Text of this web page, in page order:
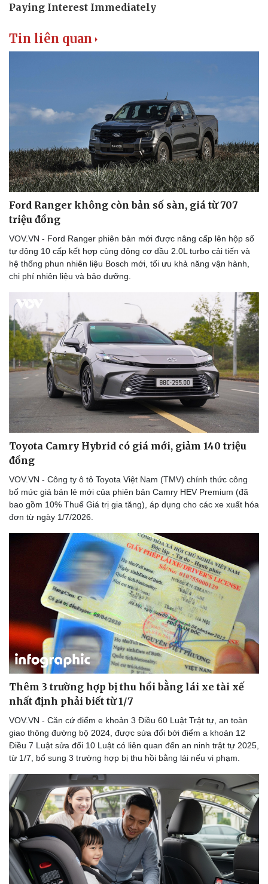
Vì cộng đồng
Trải nghiệm
Chuyển đổi số
Tin liên quan
Ford Ranger không còn bản số sàn, giá từ 707
triệu đồng
VOV.VN - Ford Ranger phiên bản mới được nâng cấp lên hộp số
tự động 10 cấp kết hợp cùng động cơ dầu 2.0L turbo cải tiến và
hệ thống phun nhiên liệu Bosch mới, tối ưu khả năng vận hành,
chi phí nhiên liệu và bảo dưỡng.
Toyota Camry Hybrid có giá mới, giảm 140 triệu
đồng
VOV.VN - Công ty ô tô Toyota Việt Nam (TMV) chính thức công
bố mức giá bán lẻ mới của phiên bản Camry HEV Premium (đã
bao gồm 10% Thuế Giá trị gia tăng), áp dụng cho các xe xuất hóa
đơn từ ngày 1/7/2026.
Thêm 3 trường hợp bị thu hồi bằng lái xe tài xế
nhất định phải biết từ 1/7
VOV.VN - Căn cứ điểm e khoản 3 Điều 60 Luật Trật tự, an toàn
giao thông đường bộ 2024, được sửa đổi bởi điểm a khoản 12
Điều 7 Luật sửa đổi 10 Luật có liên quan đến an ninh trật tự 2025,
từ 1/7, bổ sung 3 trường hợp bị thu hồi bằng lái nếu vi phạm.